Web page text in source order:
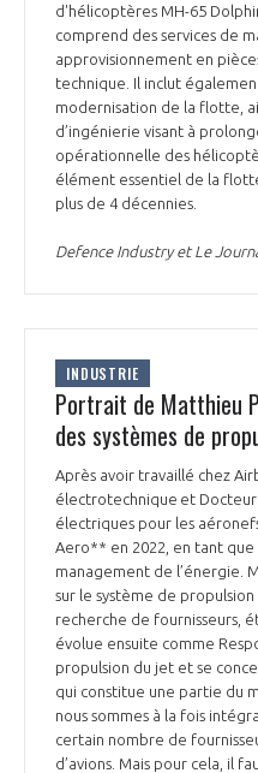
d'hélicoptères MH-65
comprend des services de
approvisionnement en
technique. Il inclut
modernisation de la flotte,
d’ingénierie visant à
opérationnelle des
élément essentiel de la
plus de 4 décennies.
Defence Industry et Le
INDUSTRIE
Portrait de Matthieu
des systèmes de
Après avoir travaillé chez
électrotechnique et Docteur
électriques pour les
Aero** en 2022, en tant
management de l’énergie.
sur le système de
recherche de fournisseurs,
évolue ensuite comme
propulsion du jet et se
qui constitue une partie du
nous sommes à la fois
certain nombre de
d’avions. Mais pour cela, il